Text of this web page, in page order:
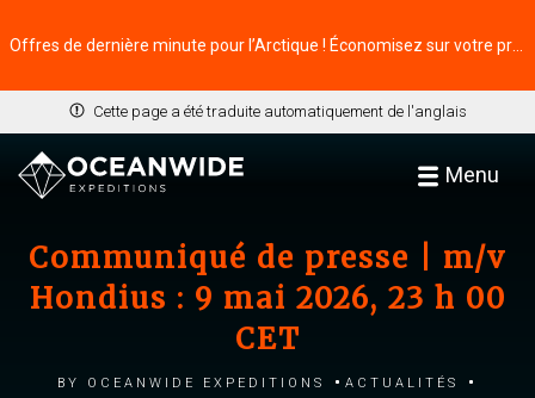
Cette page a été traduite automatiquement de l'anglais
Menu
Communiqué de presse | m/v
Hondius : 9 mai 2026, 23 h 00
CET
by Oceanwide Expeditions
Actualités